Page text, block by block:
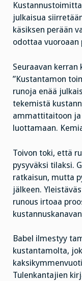
julkaisua
käsiksen perään
odottaa vuoroaan
Seuraavan kerran
”Kustantamon
runoja enää
tekemistä
ammattitaitoon ja
luottamaan.
Toivon toki, että
pysyväksi tilaksi.
ratkaisun, mutta
jälkeen.
runous irtoaa
Babel ilmestyy
kustantamolta,
Tulenkantajien